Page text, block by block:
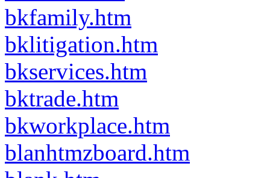
bkfamily.htm
bklitigation.htm
bkservices.htm
bktrade.htm
bkworkplace.htm
blanhtmzboard.htm